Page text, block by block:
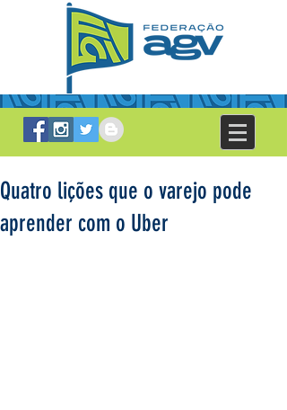
Quatro lições que o varejo pode
aprender com o Uber